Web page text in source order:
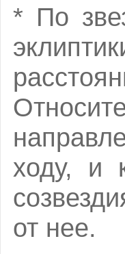
* По
ходу, и
от нее.